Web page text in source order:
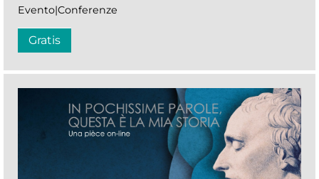
Evento|Conferenze
Gratis